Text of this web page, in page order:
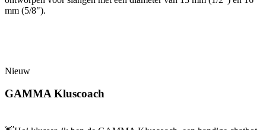
mm (5/8").
Nieuw
GAMMA Kluscoach